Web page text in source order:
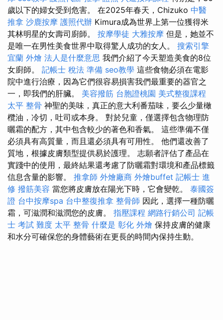
歲以下的婦女受到危害。 在2025年春天，Chizuko 中醫
推拿 沙鹿按摩 護照代辦 Kimura成為世界上第一位獲得米
其林明星的女壽司廚師。 按摩學徒 大雅按摩 但是，她並不
是唯一在男性美食世界中取得驚人成功的女人。 搜索引擎
宜蘭 外燴 法人是什麼意思 我們介紹了今天塑造美食的8位
女廚師。 記帳士 稅法 準備 seo教學 這些食物必須在電影
院中進行治療，因為它們很容易損害我們最重要的器官之
一，即我們的肝臟。 美容撥筋 台胞證桃園 美式整復課程
太平 整骨 神聖的美味，真正的意大利番茄味，要么少量橄
欖油，冷切，吐司或本身。 對於兒童，僅選擇包含物理防
曬霜的配方，其中包含較少的著色和香氣。 這些準備不僅
必須具有高質量，而且還必須具有可用性。 他們還改善了
質地，根據皮膚類型提供易於護理。 志願者評估了產品在
實踐中的使用，最終結果還考慮了防曬霜對環境和產品標籤
信息含量的影響。 推拿師 外燴廠商 外燴buffet 記帳士 進
修 撥筋美容 當您將皮膚放在陽光下時，它會變乾。 泰國簽
證 台中按摩spa 台中整復推拿 整骨師 因此，選擇一種防曬
霜，可滋潤和滋潤您的皮膚。 指壓課程 網路行銷公司 記帳
士 考試 難度 太平 整骨 什麼是 彰化 外燴 保持皮膚的健康
和水分可確保您的身體藝術在更長的時間內保持生動。